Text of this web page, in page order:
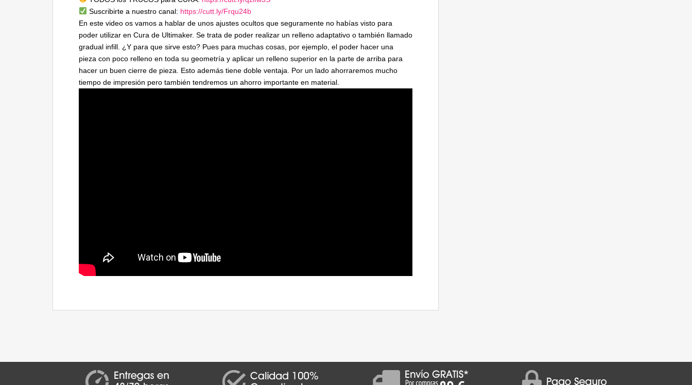
Suscribirte a nuestro canal: https://cutt.ly/Frqu24b
En este video os vamos a hablar de unos ajustes ocultos que seguramente no habías visto para
poder utilizar en Cura de Ultimaker. Se trata de poder realizar un relleno adaptativo o también llamado
gradual infill. ¿Y para que sirve esto? Pues para muchas cosas, por ejemplo, el poder hacer una
pieza con poco relleno en toda su geometría y aplicar un relleno superior en la parte de arriba para
hacer un buen cierre de pieza. Esto además tiene doble ventaja. Por un lado ahorraremos mucho
tiempo de impresión pero también tendremos un ahorro importante en material.